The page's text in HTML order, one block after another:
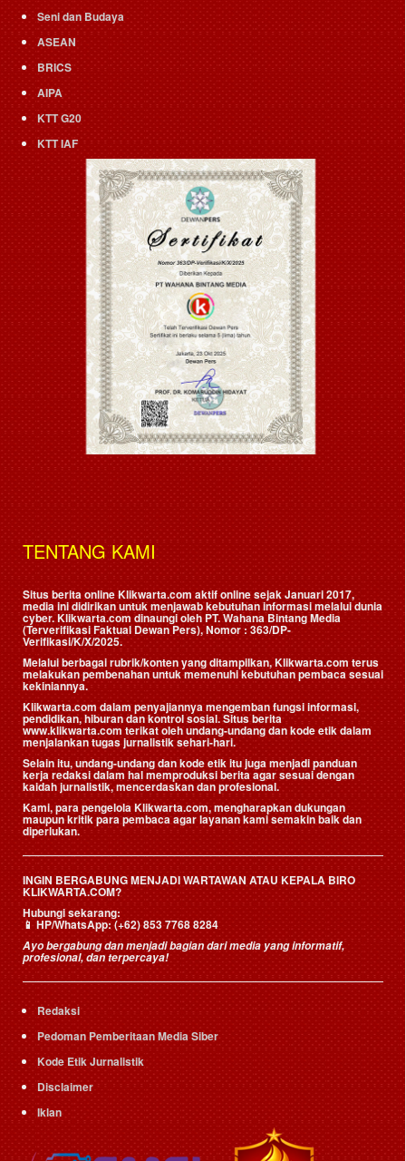
Seni dan Budaya
ASEAN
BRICS
AIPA
KTT G20
KTT IAF
TENTANG KAMI
Situs berita online Klikwarta.com aktif online sejak Januari 2017,
media ini didirikan untuk menjawab kebutuhan informasi melalui dunia
cyber. Klikwarta.com dinaungi oleh PT. Wahana Bintang Media
(Terverifikasi Faktual Dewan Pers), Nomor : 363/DP-
Verifikasi/K/X/2025.
Melalui berbagai rubrik/konten yang ditampilkan, Klikwarta.com terus
melakukan pembenahan untuk memenuhi kebutuhan pembaca sesuai
kekiniannya.
Klikwarta.com dalam penyajiannya mengemban fungsi informasi,
pendidikan, hiburan dan kontrol sosial. Situs berita
www.klikwarta.com terikat oleh undang-undang dan kode etik dalam
menjalankan tugas jurnalistik sehari-hari.
Selain itu, undang-undang dan kode etik itu juga menjadi panduan
kerja redaksi dalam hal memproduksi berita agar sesuai dengan
kaidah jurnalistik, mencerdaskan dan profesional.
Kami, para pengelola Klikwarta.com, mengharapkan dukungan
maupun kritik para pembaca agar layanan kami semakin baik dan
diperlukan.
INGIN BERGABUNG MENJADI WARTAWAN ATAU KEPALA BIRO
KLIKWARTA.COM?
Hubungi sekarang:
📱HP/WhatsApp:(+62) 853 7768 8284
Ayo bergabung dan menjadi bagian dari media yang informatif,
profesional, dan terpercaya!
Redaksi
Pedoman Pemberitaan Media Siber
Kode Etik Jurnalistik
Disclaimer
Iklan